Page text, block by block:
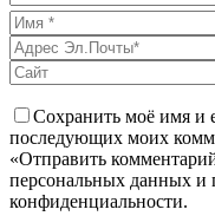
Сохранить моё имя и
последующих моих
«Отправить
персональных данных
конфиденциальности.